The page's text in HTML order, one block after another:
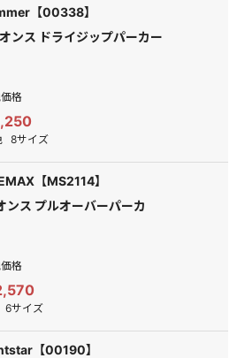
【00338】
ンス ドライジップパーカー
格
8サイズ
【MS2114】
ンス プルオーバーパーカ
格
6サイズ
【00190】